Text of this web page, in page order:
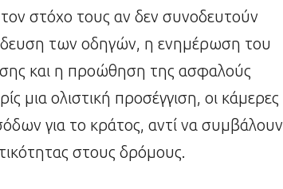
στόχο τους αν δεν συνοδευτούν
των οδηγών, η ενημέρωση του
και η προώθηση της ασφαλούς
μια ολιστική προσέγγιση, οι κάμερες
για το κράτος, αντί να συμβάλουν
στους δρόμους.